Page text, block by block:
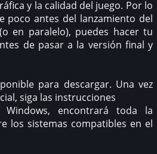
y la calidad del juego. Por lo
poco antes del lanzamiento del
en paralelo), puedes hacer tu
de pasar a la versión final y
para descargar. Una vez
siga las instrucciones
Windows, encontrará toda la
los sistemas compatibles en el